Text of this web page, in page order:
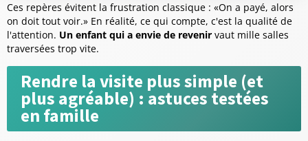
Ces repères évitent la frustration classique : «On a payé, alors
on doit tout voir.» En réalité, ce qui compte, c'est la qualité de
l'attention. Un enfant qui a envie de revenir vaut mille salles
traversées trop vite.
Rendre la visite plus simple (et
plus agréable) : astuces testées
en famille